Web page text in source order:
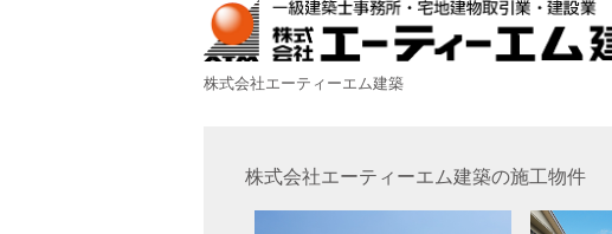
株式会社エーティーエム建築
株式会社エーティーエム建築の施工物件